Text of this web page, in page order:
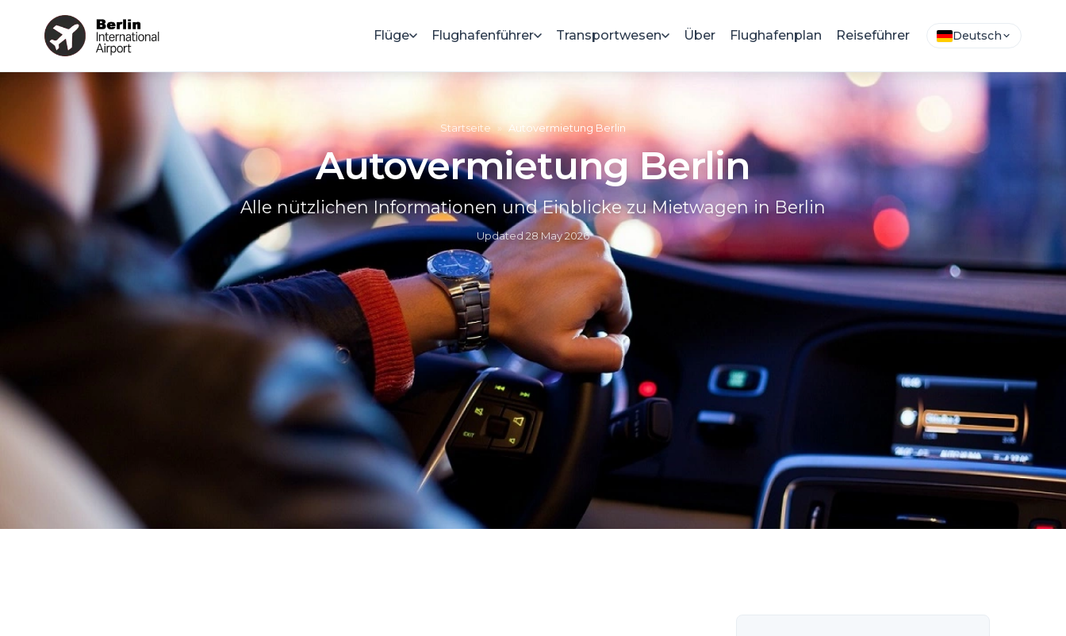
Flüge Flughafenführer Transportwesen Über Flughafenplan Reiseführer Deutsch
Startseite » Autovermietung Berlin
Autovermietung Berlin
Alle nützlichen Informationen und Einblicke zu Mietwagen in Berlin
Updated28 May 2026